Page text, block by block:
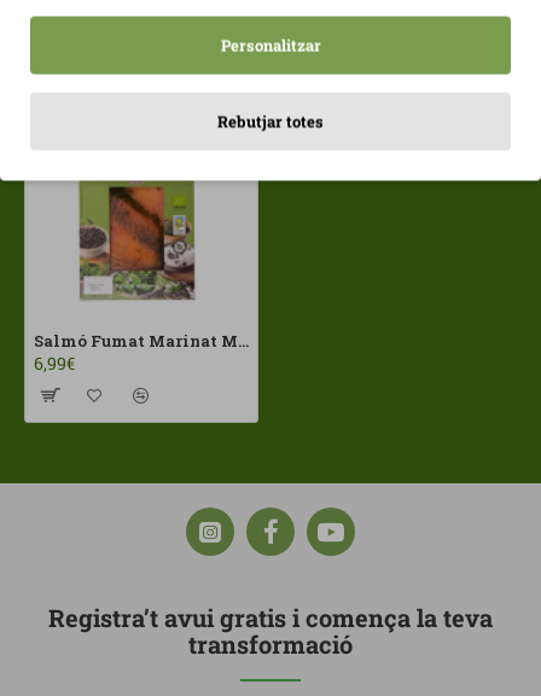
Més vistos
Salmó Fumat Marinat Martiko Eco
6,99€
Registra’t avui gratis i comença la teva
transformació
Personalitzar
Rebutjar totes